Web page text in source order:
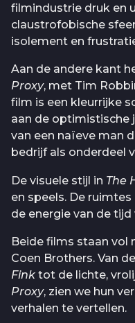
filmindustrie druk en
claustrofobische
isolement en
Aan de andere kant
Proxy, met Tim
film is een kleurrijke
aan de optimistische
van een naïeve man
bedrijf als onderdeel
De visuele stijl in The
en speels. De
de energie van de
Beide films staan vol
Coen Brothers. Van de
Fink tot de lichte,
Proxy, zien we hun
verhalen te vertellen.